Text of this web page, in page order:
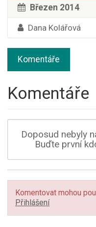
Březen 2014
Dana Kolářová
Komentáře
Komentáře
Doposud nebyly
Buďte první
Komentovat mohou
Přihlášení